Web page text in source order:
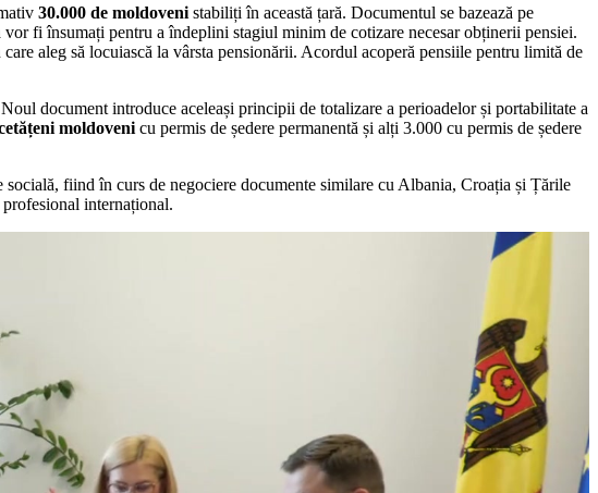
30.000 de moldoveni stabiliți în această țară. Documentul se bazează pe
fi însumați pentru a îndeplini stagiul minim de cotizare necesar obținerii pensiei.
aleg să locuiască la vârsta pensionării. Acordul acoperă pensiile pentru limită de
document introduce aceleași principii de totalizare a perioadelor și portabilitate a
moldoveni cu permis de ședere permanentă și alți 3.000 cu permis de ședere
fiind în curs de negociere documente similare cu Albania, Croația și Țările
internațional.